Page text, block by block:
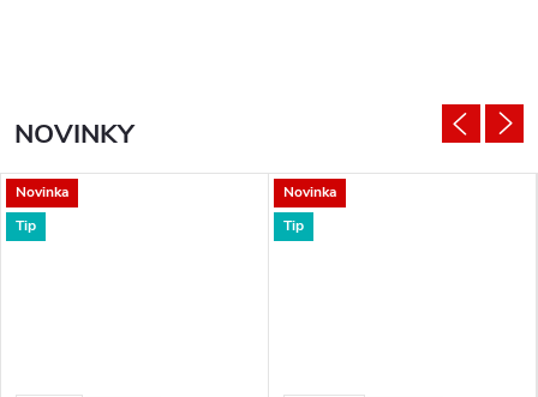
NOVINKY
Novinka
Tip
Novinka
Tip